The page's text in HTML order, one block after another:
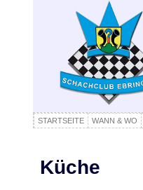
STARTSEITE WANN & WO
Küche